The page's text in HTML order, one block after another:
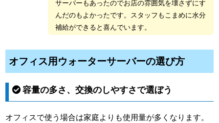
サーバーもあったのでお店の雰囲気を壊さずにす
んだのもよかったです。スタッフもこまめに水分
補給ができると喜んでいます。
オフィス用ウォーターサーバーの選び方
容量の多さ、交換のしやすさで選ぼう
オフィスで使う場合は家庭よりも使用量が多くなります。